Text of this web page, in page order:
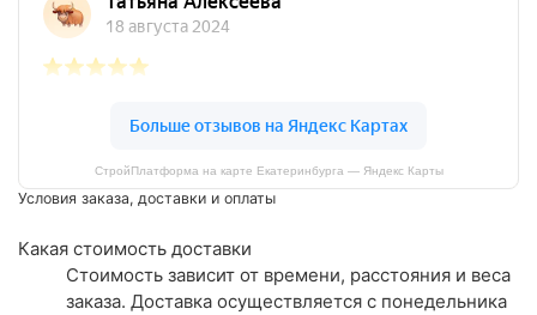
СтройПлатформа на карте Екатеринбурга — Яндекс Карты
Условия заказа, доставки и оплаты
Какая стоимость доставки
Стоимость зависит от времени, расстояния и веса
заказа. Доставка осуществляется с понедельника